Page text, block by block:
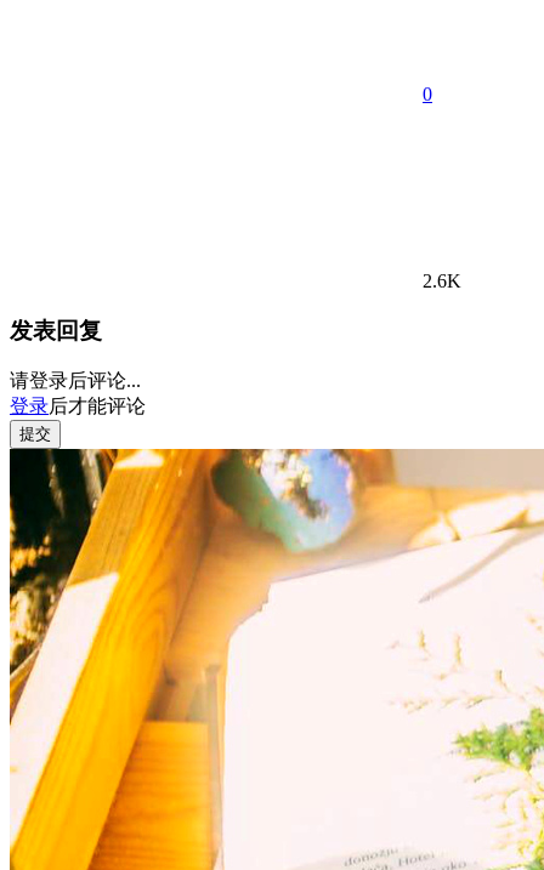
0
2.6K
发表回复
请登录后评论...
登录后才能评论
提交